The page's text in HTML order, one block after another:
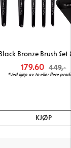
Bronze Brush Set
179.60 449,-
*Ved kjøp av to eller flere
KJØP